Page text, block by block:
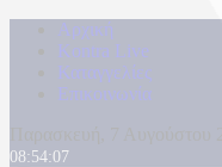
Αρχική
Kontra Live
Καταγγελίες
Επικοινωνία
08:54:09